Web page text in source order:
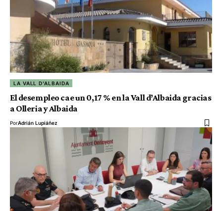
LA VALL D'ALBAIDA
El desempleo cae un 0,17 % en la Vall d’Albaida gracias
a Olleria y Albaida
PorAdrián Lupiáñez